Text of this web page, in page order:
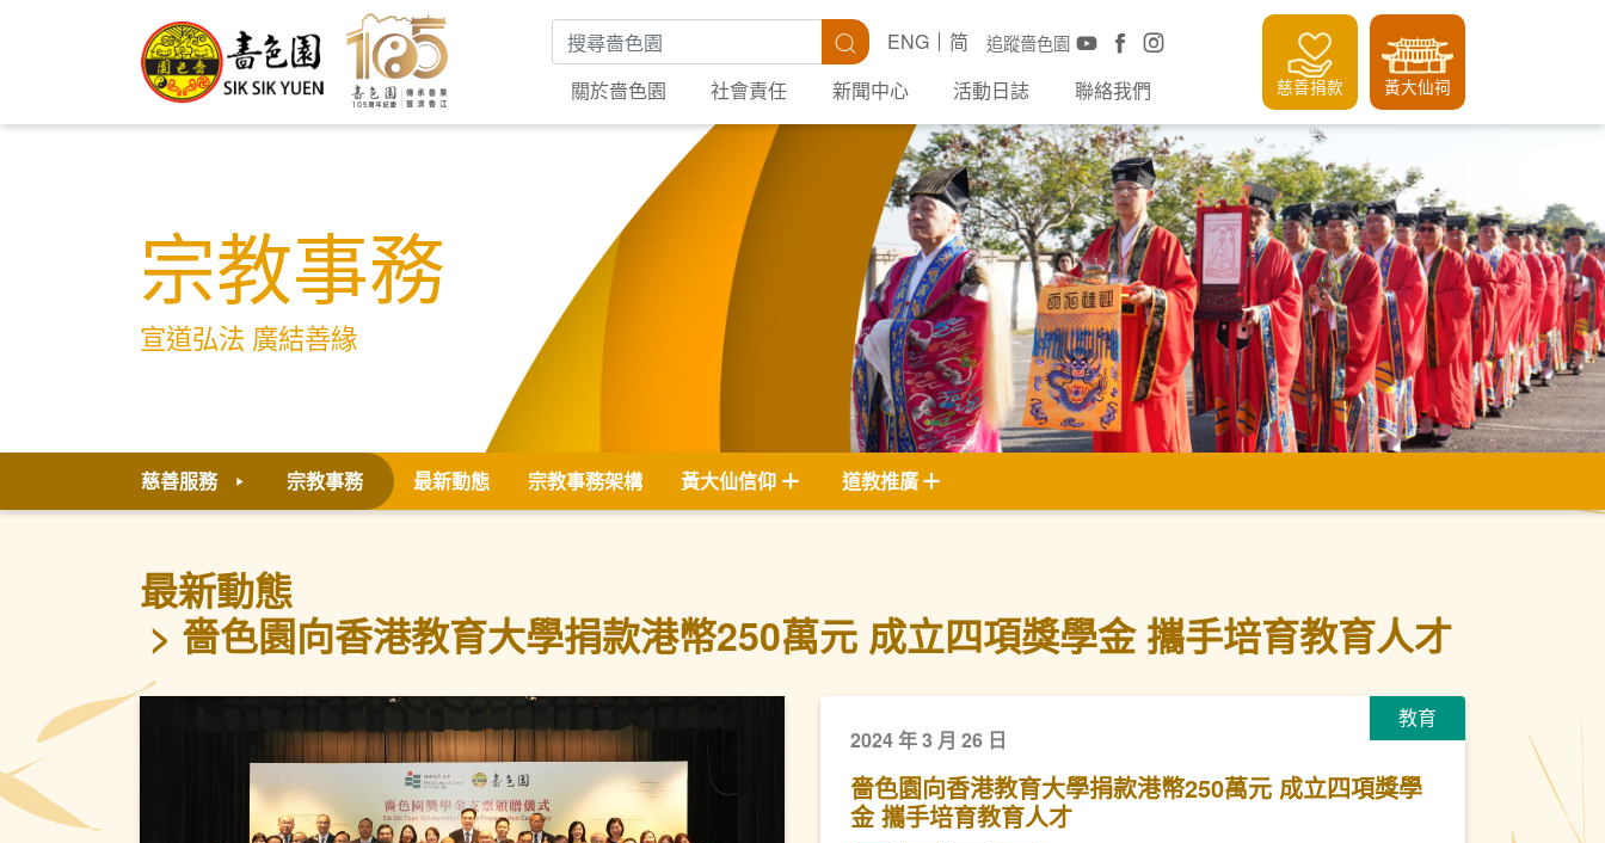
搜尋關鍵字 搜尋 追蹤嗇色園
ENG
简
關於嗇色園
社會責任 新聞中心 活動日誌 聯絡我們 慈善捐款 黃大仙祠
宗教事務
宣道弘法 廣結善緣
慈善服務 宗教事務 最新動態 宗教事務架構 黃大仙信仰 道教推廣
最新動態
嗇色園向香港教育大學捐款港幣250萬元 成立四項獎學金 攜手培育教育人才
教育
2024 年 3 月 26 日
嗇色園向香港教育大學捐款港幣250萬元 成立四項獎學
金 攜手培育教育人才